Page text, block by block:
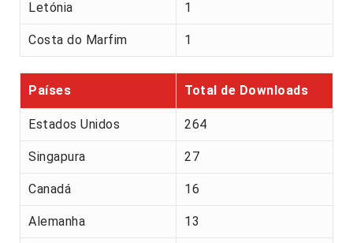
Letónia 1
Costa do Marfim 1
Países Total de Downloads
Estados Unidos 264
Singapura 27
Canadá 16
Alemanha 13